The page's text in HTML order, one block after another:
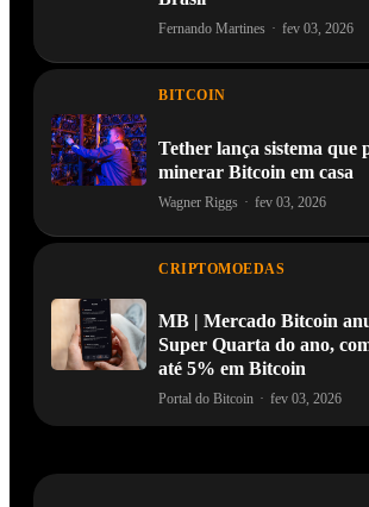
Fernando Martines · fev 03, 2026
BITCOIN
Tether lança sistema que
minerar Bitcoin em casa
Wagner Riggs · fev 03, 2026
CRIPTOMOEDAS
MB | Mercado Bitcoin
Super Quarta do ano,
até 5% em Bitcoin
Portal do Bitcoin · fev 03, 2026